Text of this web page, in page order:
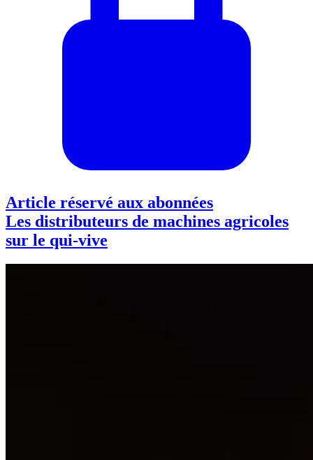
Article réservé aux abonnées
Les distributeurs de machines agricoles
sur le qui-vive